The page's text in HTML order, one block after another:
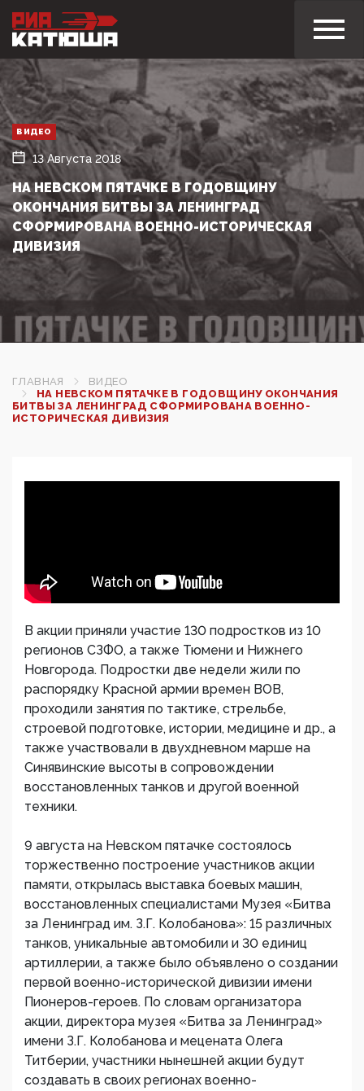
ВИДЕО
13 Августа 2018
НА НЕВСКОМ ПЯТАЧКЕ В ГОДОВЩИНУ
ОКОНЧАНИЯ БИТВЫ ЗА ЛЕНИНГРАД
СФОРМИРОВАНА ВОЕННО-ИСТОРИЧЕСКАЯ
ДИВИЗИЯ
ГЛАВНАЯ
ВИДЕО
НА НЕВСКОМ ПЯТАЧКЕ В ГОДОВЩИНУ ОКОНЧАНИЯ
БИТВЫ ЗА ЛЕНИНГРАД СФОРМИРОВАНА ВОЕННО-
ИСТОРИЧЕСКАЯ ДИВИЗИЯ
В акции приняли участие 130 подростков из 10
регионов СЗФО, а также Тюмени и Нижнего
Новгорода. Подростки две недели жили по
распорядку Красной армии времен ВОВ,
проходили занятия по тактике, стрельбе,
строевой подготовке, истории, медицине и др., а
также участвовали в двухдневном марше на
Синявинские высоты в сопровождении
восстановленных танков и другой военной
техники.
9 августа на Невском пятачке состоялось
торжественно построение участников акции
памяти, открылась выставка боевых машин,
восстановленных специалистами Музея «Битва
за Ленинград им. З.Г. Колобанова»: 15 различных
танков, уникальные автомобили и 30 единиц
артиллерии, а также было объявлено о создании
первой военно-исторической дивизии имени
Пионеров-героев. По словам организатора
акции, директора музея «Битва за Ленинград»
имени З.Г. Колобанова и мецената Олега
Титберии, участники нынешней акции будут
создавать в своих регионах военно-